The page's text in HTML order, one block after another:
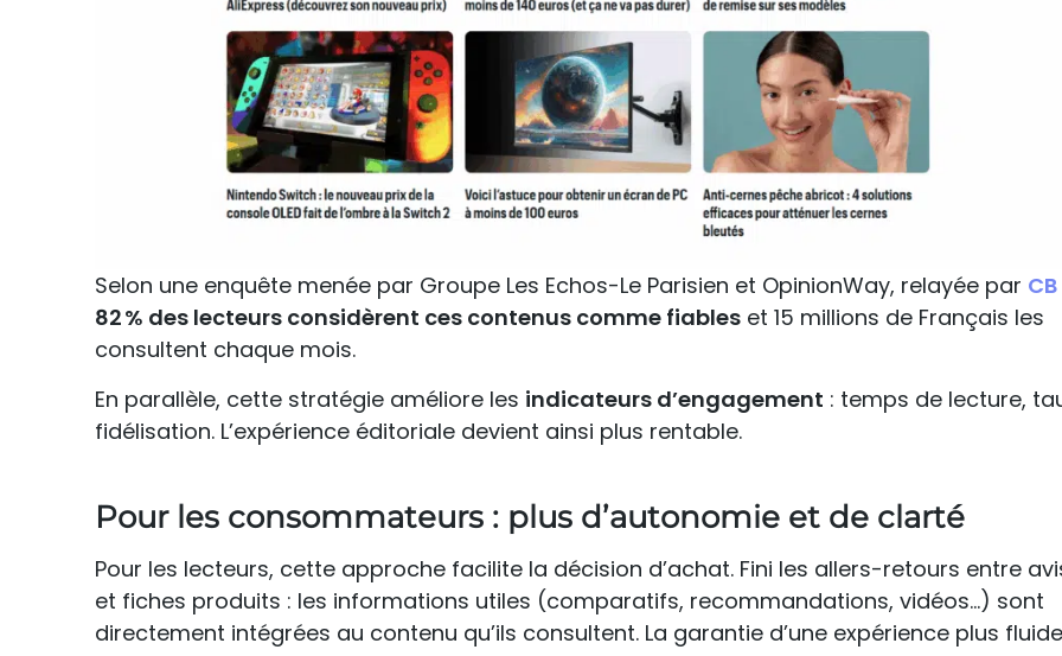
Selon une enquête menée par Groupe Les Echos-Le Parisien et OpinionWay, relayée par
82 % des lecteurs considèrent ces contenus comme fiables et 15 millions de Français les
consultent chaque mois.
En parallèle, cette stratégie améliore les indicateurs d’engagement : temps de lecture,
fidélisation. L’expérience éditoriale devient ainsi plus rentable.
Pour les consommateurs : plus d’autonomie et de clarté
Pour les lecteurs, cette approche facilite la décision d’achat. Fini les allers-retours entre
et fiches produits : les informations utiles (comparatifs, recommandations, vidéos…) sont
directement intégrées au contenu qu’ils consultent. La garantie d’une expérience plus